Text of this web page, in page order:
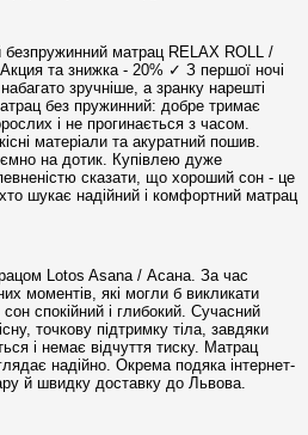
матрац RELAX ROLL /
та знижка - 20% ✓ З першої ночі
зручніше, а зранку нарешті
без пружинний: добре тримає
і не прогинається з часом.
матеріали та акуратний пошив.
на дотик. Купівлею дуже
сказати, що хороший сон - це
шукає надійний і комфортний матрац
Lotos Asana / Асана. За час
моментів, які могли б викликати
спокійний і глибокий. Сучасний
точкову підтримку тіла, завдяки
і немає відчуття тиску. Матрац
надійно. Окрема подяка інтернет-
й швидку доставку до Львова.